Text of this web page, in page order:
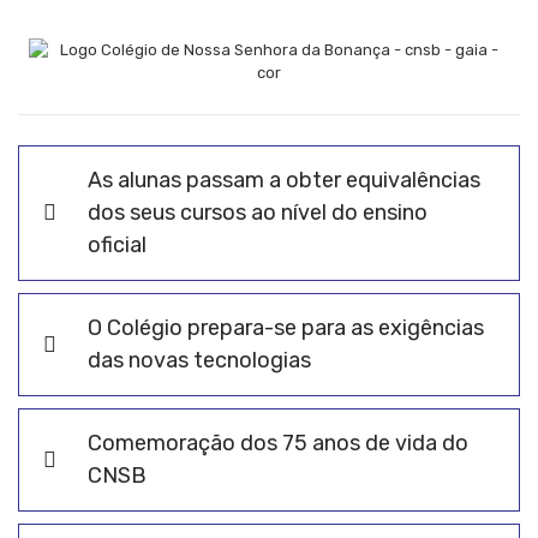
As alunas passam a obter equivalências
dos seus cursos ao nível do ensino
oficial
O Colégio prepara-se para as exigências
das novas tecnologias
Comemoração dos 75 anos de vida do
CNSB